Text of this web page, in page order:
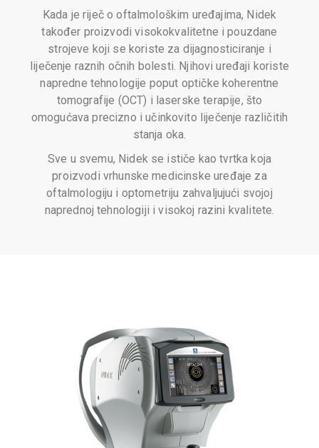
Kada je riječ o oftalmološkim uređajima, Nidek
također proizvodi visokokvalitetne i pouzdane
strojeve koji se koriste za dijagnosticiranje i
liječenje raznih očnih bolesti. Njihovi uređaji koriste
napredne tehnologije poput optičke koherentne
tomografije (OCT) i laserske terapije, što
omogućava precizno i učinkovito liječenje različitih
stanja oka.
Sve u svemu, Nidek se ističe kao tvrtka koja
proizvodi vrhunske medicinske uređaje za
oftalmologiju i optometriju zahvaljujući svojoj
naprednoj tehnologiji i visokoj razini kvalitete.